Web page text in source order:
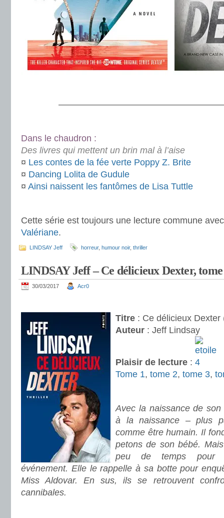
Dans le chaudron :
Des livres qui mettent un brin mal à l’aise
¤ Les contes de la fée verte Poppy Z. Brite
¤ Dancing Lolita de Gudule
¤ Ainsi naissent les fantômes de Lisa Tuttle
Cette série est toujours une lecture commune
Valériane.
LINDSAY Jeff horreur, humour noir, thriller
LINDSAY Jeff – Ce délicieux Dexter,
30/03/2017 Acr0
Titre : Ce délicieux Dexter
Auteur : Jeff Lindsay
Plaisir de lecture :
Tome 1, tome 2, tome 3,
Avec la naissance de
à la naissance – plus
comme être humain. Il
petons de son bébé.
peu de temps pour
événement. Elle le rappelle à sa botte pour
Miss Aldovar. En sus, ils se retrouvent
cannibales.